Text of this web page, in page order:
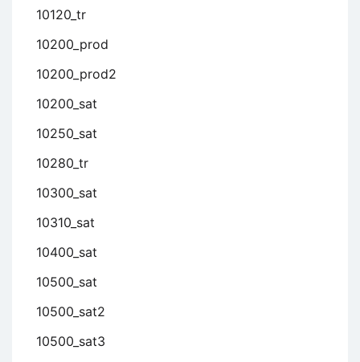
10120_tr
10200_prod
10200_prod2
10200_sat
10250_sat
10280_tr
10300_sat
10310_sat
10400_sat
10500_sat
10500_sat2
10500_sat3